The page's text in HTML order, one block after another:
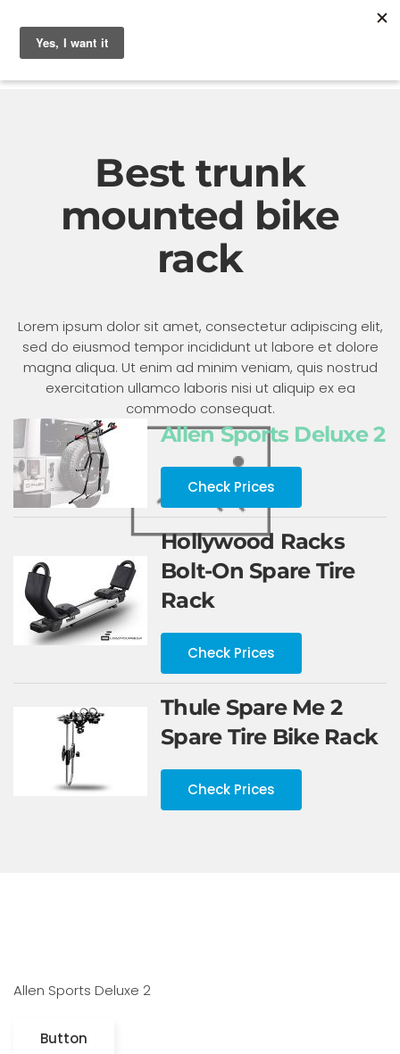
Best trunk
mounted bike
rack
Lorem ipsum dolor sit amet, consectetur adipiscing elit,
sed do eiusmod tempor incididunt ut labore et dolore
magna aliqua. Ut enim ad minim veniam, quis nostrud
exercitation ullamco laboris nisi ut aliquip ex ea
commodo consequat.
Allen Sports Deluxe 2
Check Prices
Hollywood Racks
Bolt-On Spare Tire
Rack
Check Prices
Thule Spare Me 2
Spare Tire Bike Rack
Check Prices
Allen Sports Deluxe 2
Button